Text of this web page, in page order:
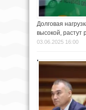
Долговая
высокой,
03.06.2025 16:00